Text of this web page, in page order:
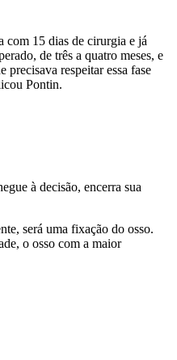
com 15 dias de cirurgia e já
de três a quatro meses, e
respeitar essa fase
Pontin.
à decisão, encerra sua
será uma fixação do osso.
o osso com a maior